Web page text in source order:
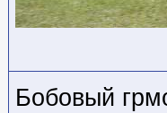
Бобовый